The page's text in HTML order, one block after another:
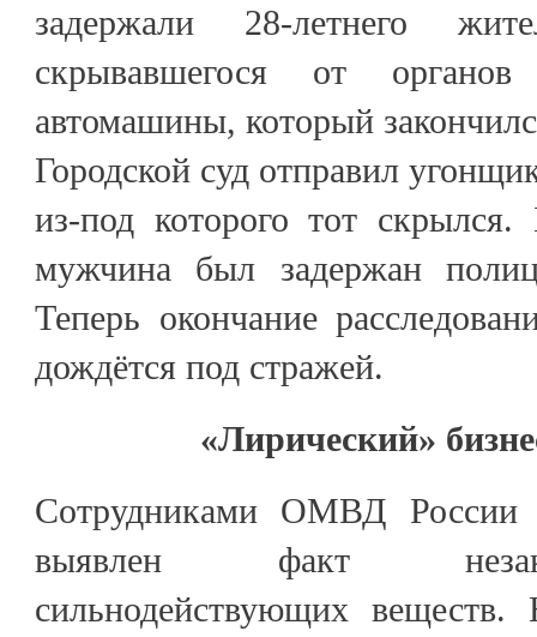
задержали 28-летнего
скрывавшегося от
автомашины, который
Городской суд отправил
из-под которого тот скрылся.
мужчина был задержан
Теперь окончание
дождётся под стражей.
«Лирический»
Сотрудниками ОМВД России
выявлен факт
сильнодействующих